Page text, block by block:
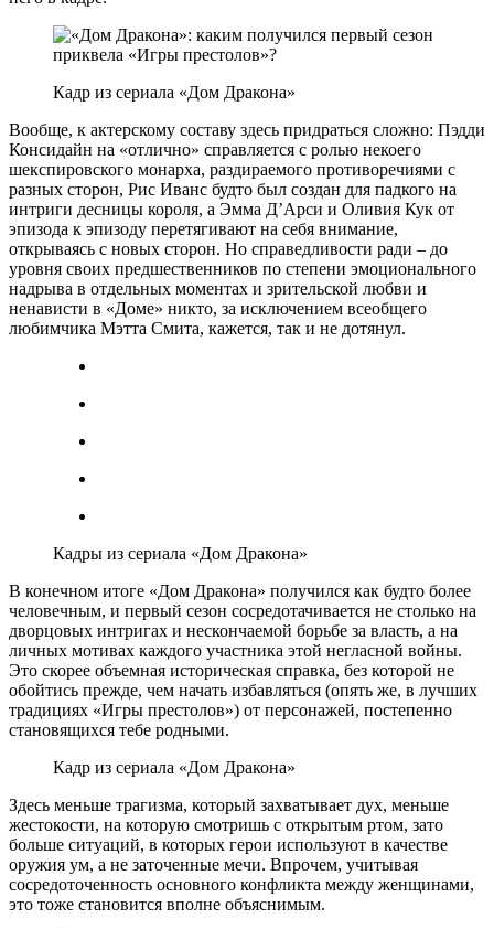
Кадр из сериала «Дом Дракона»
Вообще, к актерскому составу здесь придраться сложно: Пэдди
Консидайн на «отлично» справляется с ролью некоего
шекспировского монарха, раздираемого противоречиями с
разных сторон, Рис Иванс будто был создан для падкого на
интриги десницы короля, а Эмма Д’Арси и Оливия Кук от
эпизода к эпизоду перетягивают на себя внимание,
открываясь с новых сторон. Но справедливости ради – до
уровня своих предшественников по степени эмоционального
надрыва в отдельных моментах и зрительской любви и
ненависти в «Доме» никто, за исключением всеобщего
любимчика Мэтта Смита, кажется, так и не дотянул.
Кадры из сериала «Дом Дракона»
В конечном итоге «Дом Дракона» получился как будто более
человечным, и первый сезон сосредотачивается не столько на
дворцовых интригах и нескончаемой борьбе за власть, а на
личных мотивах каждого участника этой негласной войны.
Это скорее объемная историческая справка, без которой не
обойтись прежде, чем начать избавляться (опять же, в лучших
традициях «Игры престолов») от персонажей, постепенно
становящихся тебе родными.
Кадр из сериала «Дом Дракона»
Здесь меньше трагизма, который захватывает дух, меньше
жестокости, на которую смотришь с открытым ртом, зато
больше ситуаций, в которых герои используют в качестве
оружия ум, а не заточенные мечи. Впрочем, учитывая
сосредоточенность основного конфликта между женщинами,
это тоже становится вполне объяснимым.